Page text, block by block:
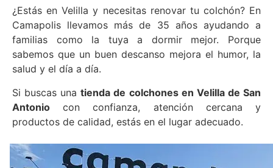
¿Estás en Velilla y necesitas renovar tu colchón? En
Camapolis llevamos más de 35 años ayudando a
familias como la tuya a dormir mejor. Porque
sabemos que un buen descanso mejora el humor, la
salud y el día a día.
Si buscas unatienda de colchones en Velilla de San
Antonio con confianza, atención cercana y
productos de calidad, estás en el lugar adecuado.